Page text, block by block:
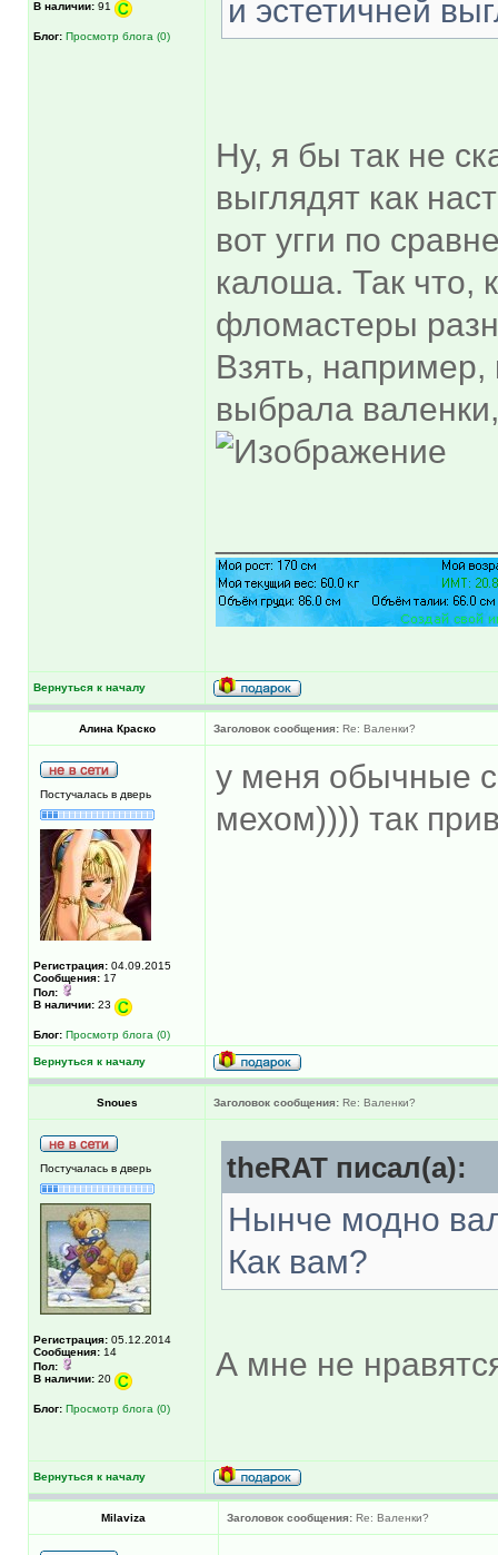
В наличии: 91
Блог: Просмотр блога (0)
и эстетичней
Ну, я бы так не
выглядят как
вот угги по
калоша. Так что,
фломастеры
Взять, например,
выбрала
Вернуться к началу
Алина Краско Заголовок сообщения: Re: Валенки?
Постучалась в дверь
Регистрация: 04.09.2015
Сообщения: 17
Пол:
В наличии: 23
Блог: Просмотр блога (0)
у меня обычные
мехом)))) так
Вернуться к началу
Snoues Заголовок сообщения: Re: Валенки?
Постучалась в дверь
Регистрация: 05.12.2014
Сообщения: 14
Пол:
В наличии: 20
Блог: Просмотр блога (0)
theRAT писал(а):
Нынче модно
Как вам?
А мне не
Вернуться к началу
Milaviza Заголовок сообщения: Re: Валенки?